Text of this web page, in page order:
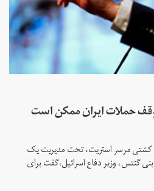
حملات ایران ممکن است
مرسر استریت، تحت مدیریت یک
گنتس، وزیر دفاع اسرائیل،گفت برای